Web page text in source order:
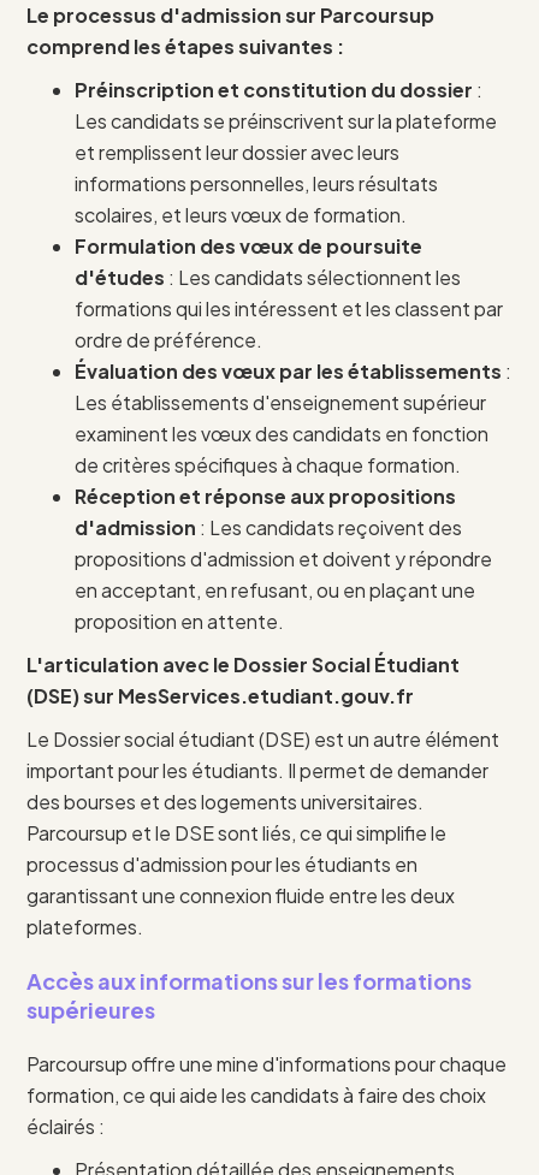
Le processus d'admission sur Parcoursup
comprend les étapes suivantes :
Préinscription et constitution du dossier :
Les candidats se préinscrivent sur la plateforme
et remplissent leur dossier avec leurs
informations personnelles, leurs résultats
scolaires, et leurs vœux de formation.
Formulation des vœux de poursuite
d'études : Les candidats sélectionnent les
formations qui les intéressent et les classent par
ordre de préférence.
Évaluation des vœux par les établissements :
Les établissements d'enseignement supérieur
examinent les vœux des candidats en fonction
de critères spécifiques à chaque formation.
Réception et réponse aux propositions
d'admission : Les candidats reçoivent des
propositions d'admission et doivent y répondre
en acceptant, en refusant, ou en plaçant une
proposition en attente.
L'articulation avec le Dossier Social Étudiant
(DSE) sur MesServices.etudiant.gouv.fr
Le Dossier social étudiant (DSE) est un autre élément
important pour les étudiants. Il permet de demander
des bourses et des logements universitaires.
Parcoursup et le DSE sont liés, ce qui simplifie le
processus d'admission pour les étudiants en
garantissant une connexion fluide entre les deux
plateformes.
Accès aux informations sur les formations
supérieures
Parcoursup offre une mine d'informations pour chaque
formation, ce qui aide les candidats à faire des choix
éclairés :
Présentation détaillée des enseignements,